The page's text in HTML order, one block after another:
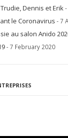
Dennis et Erik
le Coronavirus - 7
au salon Anido
- 7 February 2020